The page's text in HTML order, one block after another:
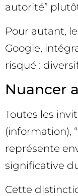
autorité”
Pour autant,
Google,
risqué :
Nuancer
Toutes les
(information),
représente
significative
Cette